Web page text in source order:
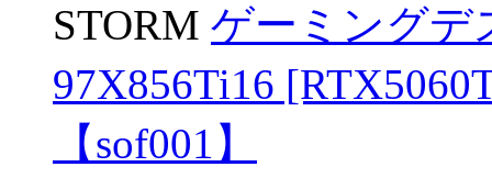
STORM ゲーミングデ
97X856Ti16
【sof001】